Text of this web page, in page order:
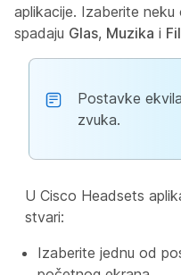
aplikacije. Izaberite
spadaju Glas, Muzika i
Postavke
zvuka.
U Cisco Headsets
stvari:
Izaberite jednu od